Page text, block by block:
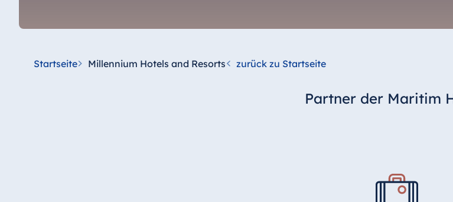
Startseite Millennium Hotels and Resorts zurück zu Startseite
Partner der Maritim